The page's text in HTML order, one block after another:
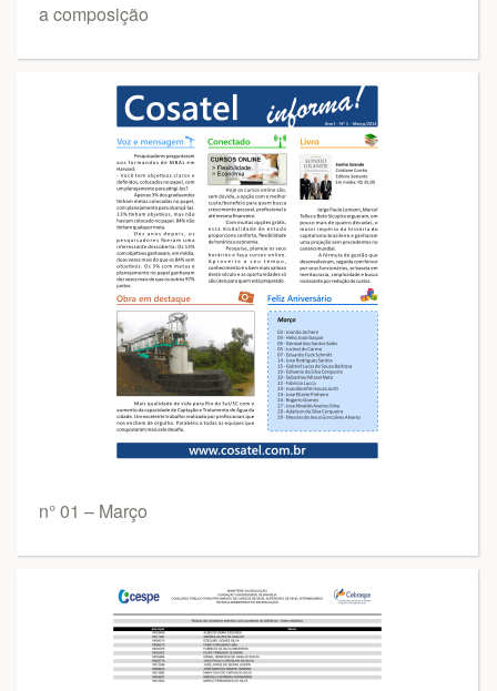
a composição
n° 01 – Março